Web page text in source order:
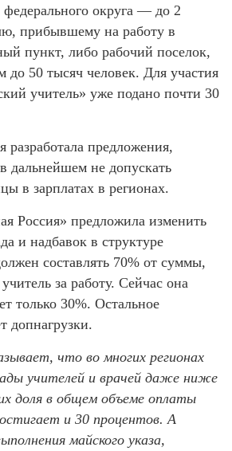
федерального округа — до 2
прибывшему на работу в
пункт, либо рабочий поселок,
до 50 тысяч человек. Для участия
учитель» уже подано почти 30
разработала предложения,
дальнейшем не допускать
в зарплатах в регионах.
Россия» предложила изменить
и надбавок в структуре
составлять 70% от суммы,
за работу. Сейчас она
только 30%. Остальное
допнагрузки.
что во многих регионах
учителей и врачей даже ниже
доля в общем объеме оплаты
и 30 процентов. А
майского указа,